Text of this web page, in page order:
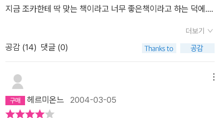
지금 조카한테 딱 맞는 책이라고 너무 좋은책이라고 하는 덕에...
요. 우리딸이 좀 더 커서 한글을 배울때쯤 꼭 사줘야겠습니다~~
~ 강추!!!!!!!
더보기
공감 (14) 댓글 (0)
헤르미온느 2004-03-05